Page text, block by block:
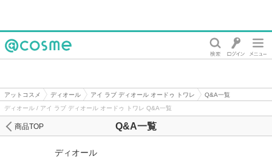
アットコスメ ディオール アイ ラブ ディオール オードゥ トワレ
Q&A一覧
ディオール / アイ ラブ ディオール オードゥ トワレ Q&A一覧
Q&A一覧
商品TOP
ディオール